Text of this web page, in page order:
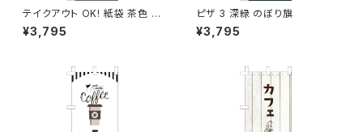
テイクアウト OK! 紙袋 茶色 の
ぼり旗
¥3,795
ピザ 3 深緑 のぼり旗
¥3,795